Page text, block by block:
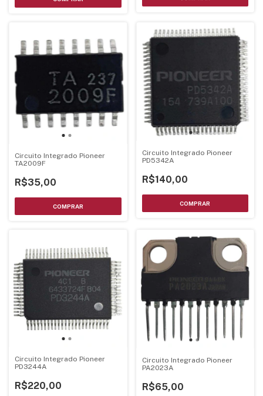
Circuito Integrado Pioneer
TA2009F
R$35,00
Circuito Integrado Pioneer
PD5342A
R$140,00
Circuito Integrado Pioneer
PD3244A
R$220,00
Circuito Integrado Pioneer
PA2023A
R$65,00